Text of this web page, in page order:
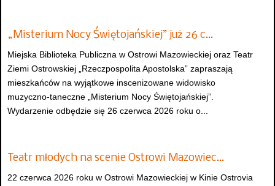
„Misterium Nocy Świętojańskiej” już 26 c…
Miejska Biblioteka Publiczna w Ostrowi Mazowieckiej oraz Teatr
Ziemi Ostrowskiej „Rzeczpospolita Apostolska” zapraszają
mieszkańców na wyjątkowe inscenizowane widowisko
muzyczno-taneczne „Misterium Nocy Świętojańskiej”.
Wydarzenie odbędzie się 26 czerwca 2026 roku o...
Teatr młodych na scenie Ostrowi Mazowiec…
22 czerwca 2026 roku w Ostrowi Mazowieckiej w Kinie Ostrovia